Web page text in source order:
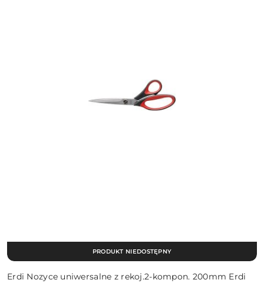
Erdi Nozyce uniwersalne z rekoj.2-kompon. 200mm Erdi
PRODUKT NIEDOSTĘPNY